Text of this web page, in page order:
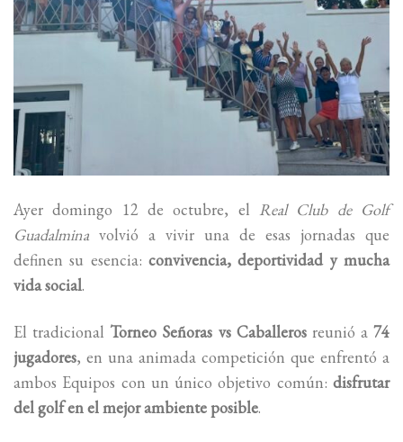
Ayer domingo 12 de octubre, el Real Club de Golf
Guadalmina volvió a vivir una de esas jornadas que
definen su esencia: convivencia, deportividad y mucha
vida social.
El tradicional Torneo Señoras vs Caballerosreunió a 74
jugadores, en una animada competición que enfrentó a
ambos Equipos con un único objetivo común: disfrutar
del golf en el mejor ambiente posible.